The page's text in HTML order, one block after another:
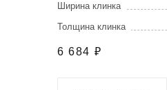
Ширина клинка
Толщина клинка
6 684 ₽